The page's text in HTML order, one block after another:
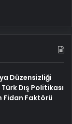
Düzensizliği
Dış Politikası
Fidan Faktörü